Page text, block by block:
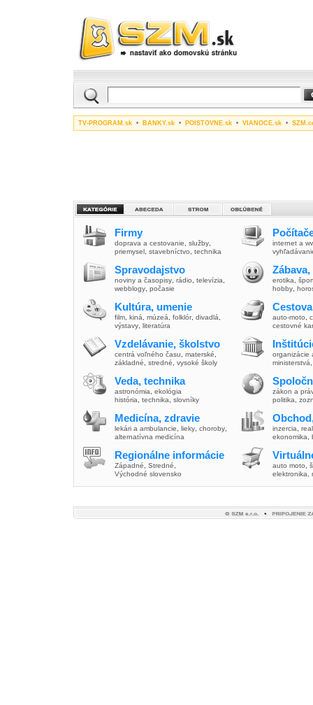
TV-PROGRAM.sk • BANKY.sk • POISTOVNE.sk • VIANOCE.sk •
Firmy
doprava a cestovanie služby
priemysel stavebníctvo technika
Spravodajstvo
noviny a časopisy rádio televízia
webblogy počasie
Kultúra, umenie
film kiná múzeá folklór, divadlá
výstavy literatúra
Vzdelávanie, školstvo
centrá voľného času materské
základné
stredné vysoké školy
Veda, technika
astronómia
ekológia
história
technika slovníky
Medicína, zdravie
lekári a ambulancie lieky choroby
alternatívna medicína
Regionálne informácie
Západné Stredné
Východné slovensko
internet a
erotika
hobby
auto-moto
cestovné
organizácie
ministerstvá
zákon a
politika
inzercia
ekonomika
auto moto
elektronika,